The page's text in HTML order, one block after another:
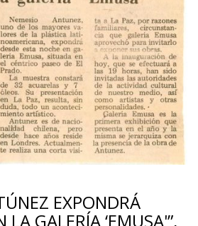
EXPONDRÁ
LA GALERÍA ‘EMUSA'”,